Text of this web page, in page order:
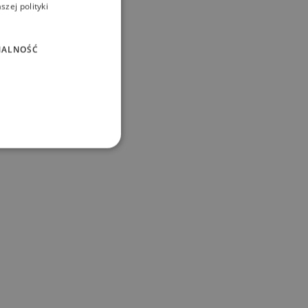
information)
polityki